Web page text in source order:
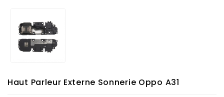
Haut Parleur Externe Sonnerie Oppo A31